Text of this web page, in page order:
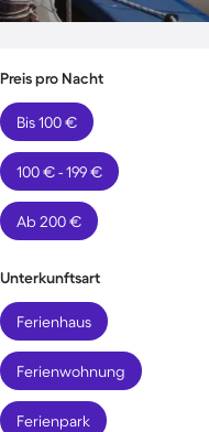
Preis pro Nacht
Bis 100 €
100 € - 199 €
Ab 200 €
Unterkunftsart
Ferienhaus
Ferienwohnung
Ferienpark